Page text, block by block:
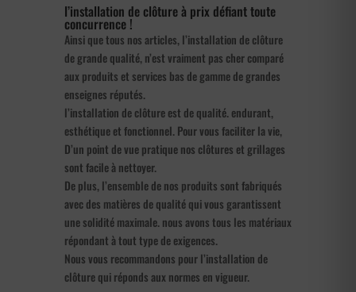
l’installation de clôture à prix défiant toute
concurrence !
Ainsi que tous nos articles, l’installation de clôture
de grande qualité, n’est vraiment pas cher comparé
aux produits et services bas de gamme de grandes
enseignes réputés.
l’installation de clôture est de qualité. endurant,
esthétique et fonctionnel. Pour vous faciliter la vie,
D’un point de vue pratique nos clôtures et grillages
sont facile à nettoyer.
De plus, l’ensemble de nos produits sont fabriqués
avec des matières de qualité qui vous garantissent
une solidité maximale. nous avons tous les matériaux
répondant à tout type de exigences.
Nous vous recommandons pour l’installation de
clôture qui réponds aux normes en vigueur.